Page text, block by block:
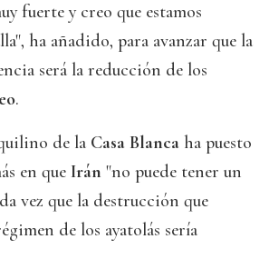
fuerte y creo que estamos
ha añadido, para avanzar que la
será la reducción de los
.
de la Casa Blanca ha puesto
en que Irán "no puede tener un
vez que la destrucción que
de los ayatolás sería